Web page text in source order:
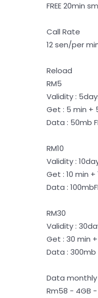
FREE 20min
Call Rate
12 sen/per
Reload
RM5
Validity :
Get : 5 min +
Data : 50mb
RM10
Validity :
Get : 10 min +
Data :
RM30
Validity :
Get : 30 min +
Data : 300mb
Data monthly
Rm58 - 4GB -